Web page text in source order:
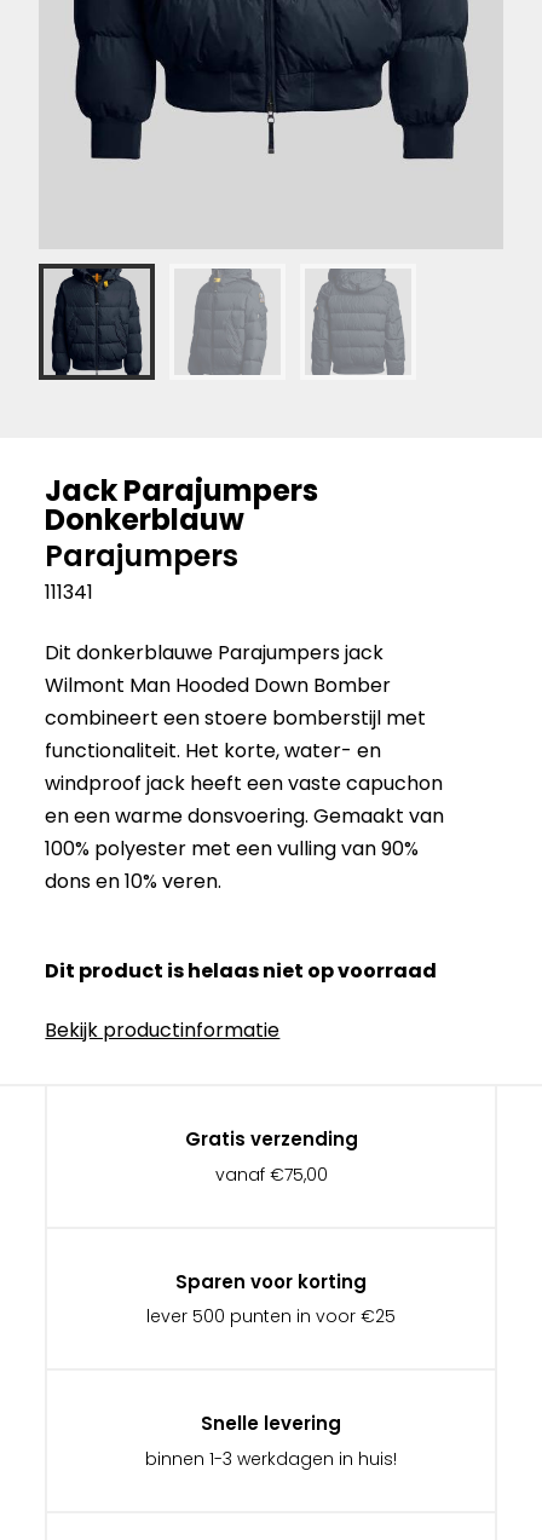
Jack Parajumpers
Donkerblauw
Parajumpers
111341
Dit donkerblauwe Parajumpers jack
Wilmont Man Hooded Down Bomber
combineert een stoere bomberstijl met
functionaliteit. Het korte, water- en
windproof jack heeft een vaste capuchon
en een warme donsvoering. Gemaakt van
100% polyester met een vulling van 90%
dons en 10% veren.
Dit product is helaas niet op voorraad
Bekijk productinformatie
Gratis verzending
vanaf €75,00
Sparen voor korting
lever 500 punten in voor €25
Snelle levering
binnen 1-3 werkdagen in huis!